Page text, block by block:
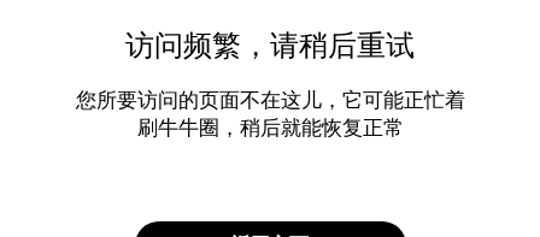
访问频繁，请稍后重试
您所要访问的页面不在这儿，它可能正忙着
刷牛牛圈，稍后就能恢复正常